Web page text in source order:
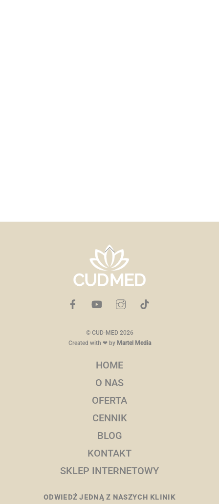
Back
To
Top
© CUD-MED 2026
Created with ❤ by Martel Media
HOME
O NAS
OFERTA
CENNIK
BLOG
KONTAKT
SKLEP INTERNETOWY
ODWIEDŹ JEDNĄ Z NASZYCH KLINIK